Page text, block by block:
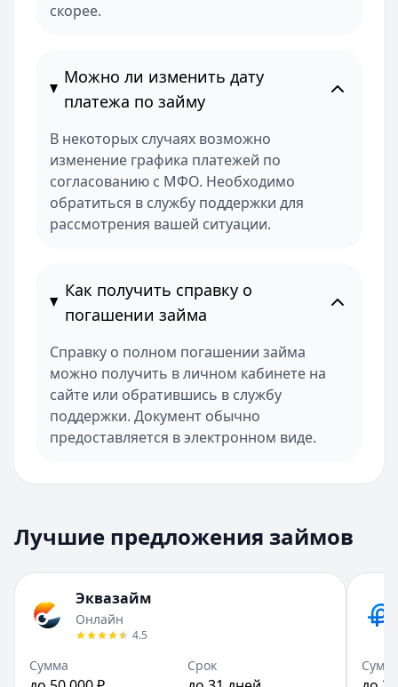
скорее.
Можно ли изменить дату
платежа по займу
В некоторых случаях возможно
изменение графика платежей по
согласованию с МФО. Необходимо
обратиться в службу поддержки для
рассмотрения вашей ситуации.
Как получить справку о
погашении займа
Справку о полном погашении займа
можно получить в личном кабинете на
сайте или обратившись в службу
поддержки. Документ обычно
предоставляется в электронном виде.
Лучшие предложения займов
Эквазайм
Онлайн
4.5
Сумма Срок